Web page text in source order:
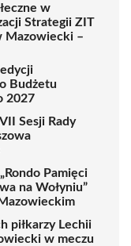
w
Strategii ZIT
Mazowiecki –
Budżetu
2027
Sesji Rady
Pamięci
na Wołyniu”
piłkarzy Lechii
w meczu